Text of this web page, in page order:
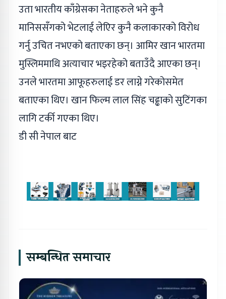
उता भारतीय काँग्रेसका नेताहरुले भने कुनै
मानिससँगको भेटलाई लेएिर कुनै कलाकारको विरोध
गर्नु उचित नभएको बताएका छन्। आमिर खान भारतमा
मुस्लिममाथि अत्याचार भइरहेको बताउँदै आएका छन्।
उनले भारतमा आफूहरुलाई डर लाग्ने गरेकोसमेत
बताएका थिए। खान फिल्म लाल सिंह चढ्ढाकाे सुटिंगका
लागि टर्की गएका थिए।
डी सी नेपाल बाट
सम्बन्धित समाचार